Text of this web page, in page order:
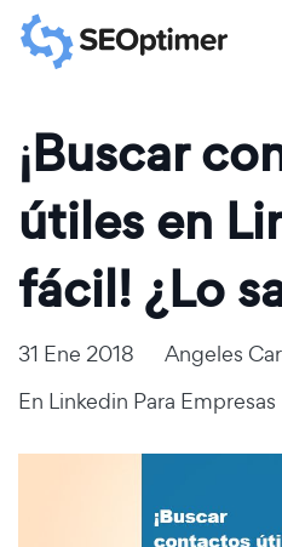
¡Buscar
útiles en
fácil! ¿Lo
31 Ene 2018
Angeles
En Linkedin Para Empresas